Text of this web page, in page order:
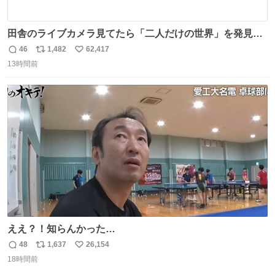
田舎のライブカメラ見てたら「二人だけの世界」を発見し
た
返
信
46
リ
ポ
ト
数
1,482
い
62,417
13時間前
ええ？！知らんかった…
返
信
48
リ
ポ
1,637
い
26,154
18時間前